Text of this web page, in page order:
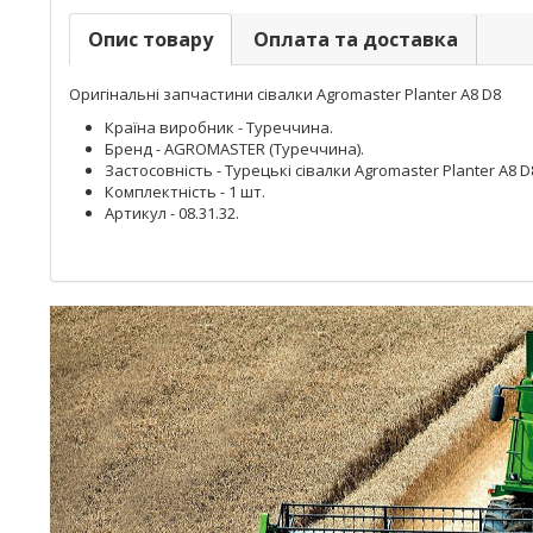
Опис товару Оплата та доставка
Оригінальні запчастини сівалки Agromaster Planter A8 D8
Країна виробник - Туреччина.
Бренд - AGROMASTER (Туреччина).
Застосовність - Турецькі сівалки Agromaster Planter A8
Комплектність - 1 шт.
Артикул - 08.31.32.